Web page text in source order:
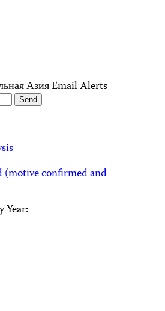
Азия Email Alerts
(motive confirmed and
Year: